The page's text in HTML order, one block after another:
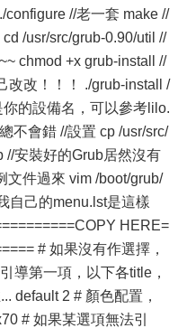
//老一套 make //
/usr/src/grub-0.90/util //
chmod +x grub-install //
改改！！！ ./grub-install /
的設備名，可以參考lilo.
不會錯 //設置 cp /usr/src/
//安裝好的Grub居然沒有
文件過來 vim /boot/grub/
自己的menu.lst是這樣
HERE=
# 如果沒有作選擇，
導第一項，以下各title，
default 2 # 顏色配置，
# 如果某選項無法引